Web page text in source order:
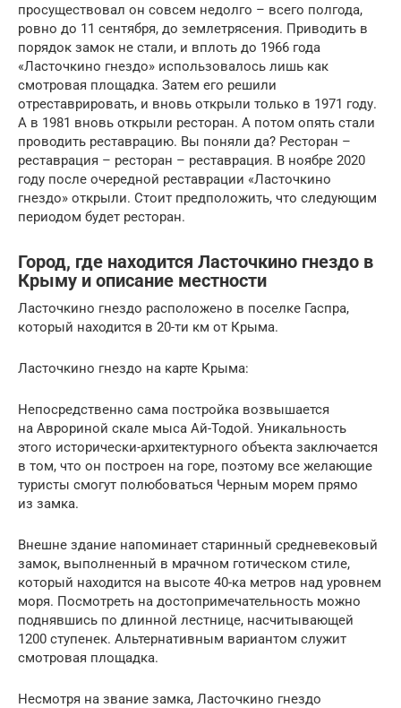
просуществовал он совсем недолго – всего полгода,
ровно до 11 сентября, до землетрясения. Приводить в
порядок замок не стали, и вплоть до 1966 года
«Ласточкино гнездо» использовалось лишь как
смотровая площадка. Затем его решили
отреставрировать, и вновь открыли только в 1971 году.
А в 1981 вновь открыли ресторан. А потом опять стали
проводить реставрацию. Вы поняли да? Ресторан –
реставрация – ресторан – реставрация. В ноябре 2020
году после очередной реставрации «Ласточкино
гнездо» открыли. Стоит предположить, что следующим
периодом будет ресторан.
Город, где находится Ласточкино гнездо в
Крыму и описание местности
Ласточкино гнездо расположено в поселке Гаспра,
который находится в 20-ти км от Крыма.
Ласточкино гнездо на карте Крыма:
Непосредственно сама постройка возвышается
на Аврориной скале мыса Ай-Тодой. Уникальность
этого исторически-архитектурного объекта заключается
в том, что он построен на горе, поэтому все желающие
туристы смогут полюбоваться Черным морем прямо
из замка.
Внешне здание напоминает старинный средневековый
замок, выполненный в мрачном готическом стиле,
который находится на высоте 40-ка метров над уровнем
моря. Посмотреть на достопримечательность можно
поднявшись по длинной лестнице, насчитывающей
1200 ступенек. Альтернативным вариантом служит
смотровая площадка.
Несмотря на звание замка, Ласточкино гнездо